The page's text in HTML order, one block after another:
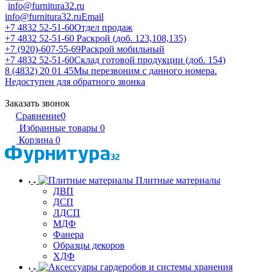
info@furnitura32.ru
info@furnitura32.ruEmail
+7 4832 52-51-60Отдел продаж
+7 4832 52-51-60 Раскрой (доб. 123,108,135)
+7 (920)-607-55-69Раскрой мобильный
+7 4832 52-51-60Склад готовой продукции (доб. 154)
8 (4832) 20 01 45Мы перезвоним с данного номера.
Недоступен для обратного звонка
Заказать звонок
Сравнение0
Избранные товары 0
Корзина 0
Плитные материалы
ДВП
ДСП
ЛДСП
МДФ
Фанера
Образцы декоров
ХДФ